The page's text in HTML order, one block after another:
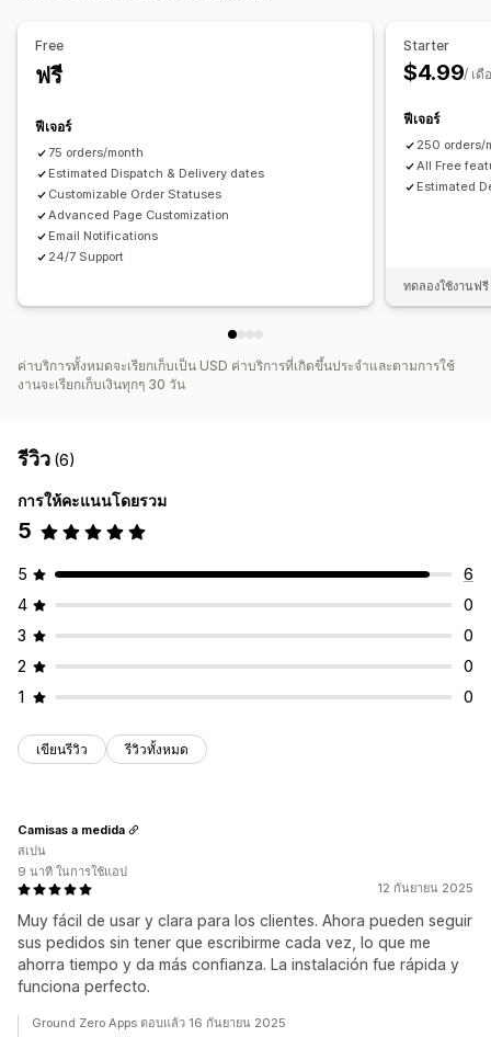
Free
ฟรี
ฟีเจอร์
75 orders/month
Estimated Dispatch & Delivery dates
Customizable Order Statuses
Advanced Page Customization
Email Notifications
24/7 Support
Starter
$4.99/ เดื
ฟีเจอร์
250 orders/
All Free
Estimated
ทดลองใช้งานฟ
ค่าบริการทั้งหมดจะเรียกเก็บเป็น USD ค่าบริการที่เกิดขึ้นประจำและตามการใช้
งานจะเรียกเก็บเงินทุกๆ 30 วัน
รีวิว (6)
การให้คะแนนโดยรวม
5
5
6
4
0
3
0
2
0
1
0
เขียนรีวิว รีวิวทั้งหมด
12 กันยายน 2025
Muy fácil de usar y clara para los clientes. Ahora pueden seguir
sus pedidos sin tener que escribirme cada vez, lo que me
ahorra tiempo y da más confianza. La instalación fue rápida y
funciona perfecto.
Camisas a medida
สเปน
9 นาที ในการใช้แอป
Ground Zero Apps ตอบแล้ว 16 กันยายน 2025